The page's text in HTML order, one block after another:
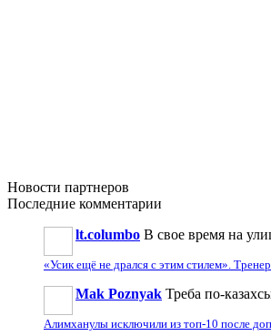
Новости партнеров
Последние комментарии
lt.columbo В свое время на
«Усик ещё не дрался с этим стилем».
Mak Poznyak Треба по-
Алимханулы исключили из топ-10 после